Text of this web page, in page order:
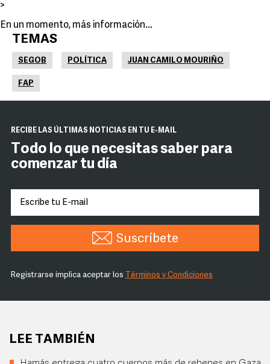
>
En un momento, más información...
TEMAS
SEGOB POLÍTICA JUAN CAMILO MOURIÑO
FAP
RECIBE LAS ÚLTIMAS NOTICIAS EN TU E-MAIL
Todo lo que necesitas saber para
comenzar tu día
Suscríbete
Registrarse implica aceptar los Términos y Condiciones
LEE TAMBIÉN